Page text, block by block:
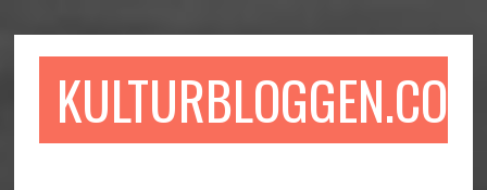
till
till
sidofältet
till
KULTURBLOGGEN.COM